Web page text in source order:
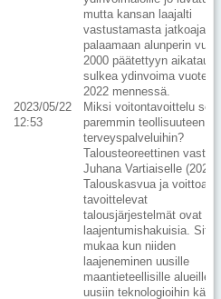
mutta kansan laajalti
vastustamasta
palaamaan alunperin
2000 päätettyyn
sulkea ydinvoima vuoteen
2022 mennessä.
2023/05/22
12:53
Miksi voitontavoittelu
paremmin teollisuuteen
terveyspalveluihin?
Talousteoreettinen vastine
Juhana Vartiaiselle (2020)
Talouskasvua ja voittoa
tavoittelevat
talousjärjestelmät ovat
laajentumishakuisia. Sitä
mukaa kun niiden
laajeneminen uusille
maantieteellisille alueille
uusiin teknologioihin käy